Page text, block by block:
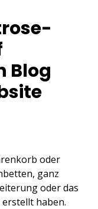
Blog
oder
ganz
oder das
haben.